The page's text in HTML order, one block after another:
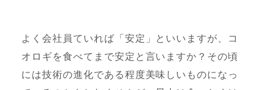
よく会社員ていれば「安定」といいますが、コ
オロギを食べてまで安定と言いますか？その頃
には技術の進化である程度美味しいものになっ